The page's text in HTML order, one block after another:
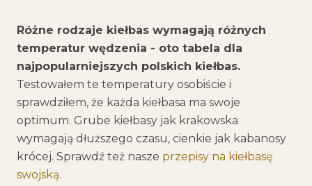
Różne rodzaje kiełbas wymagają różnych
temperatur wędzenia - oto tabela dla
najpopularniejszych polskich kiełbas.
Testowałem te temperatury osobiście i
sprawdziłem, że każda kiełbasa ma swoje
optimum. Grube kiełbasy jak krakowska
wymagają dłuższego czasu, cienkie jak kabanosy
krócej. Sprawdź też nasze przepisy na kiełbasę
swojską.